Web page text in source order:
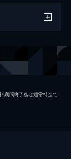
・ソーレンセン
期間終了後は通常料金で